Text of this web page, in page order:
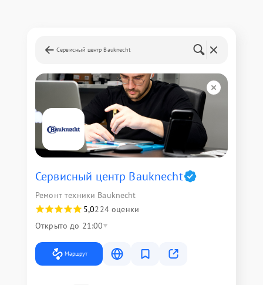
Сервисный центр Bauknecht
Сервисный центр Bauknecht
Ремонт техники Bauknecht
5,0224 оценки
Открыто до 21:00
Маршрут